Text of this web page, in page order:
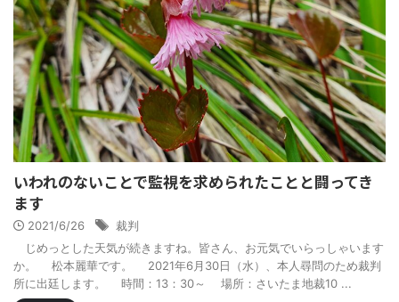
いわれのないことで監視を求められたことと闘ってき
ます
2021/6/26
裁判
じめっとした天気が続きますね。皆さん、お元気でいらっしゃいます
か。 松本麗華です。 2021年6月30日（水）、本人尋問のため裁判
所に出廷します。 時間：13：30～ 場所：さいたま地裁10 ...